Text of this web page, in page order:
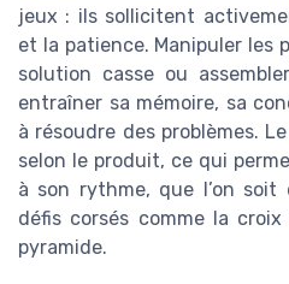
jeux : ils sollicitent
et la patience. Manipuler les
solution casse ou
entraîner sa mémoire, sa
à résoudre des problèmes.
selon le produit, ce qui
à son rythme, que l’on
défis corsés comme la
pyramide.